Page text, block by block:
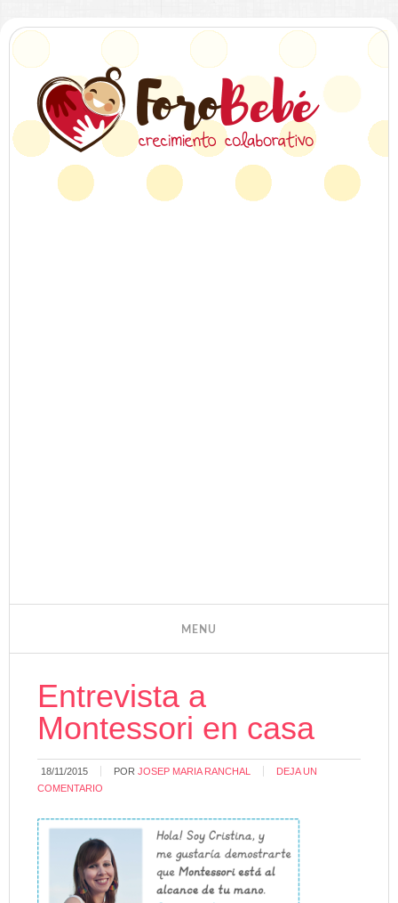
Entrevista a
Montessori en casa
18/11/2015 PORJOSEP MARIA RANCHAL
DEJA UN
COMENTARIO